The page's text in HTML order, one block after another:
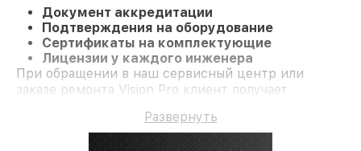
Документ аккредитации
Подтверждения на оборудование
Сертификаты на комплектующие
Лицензии у каждого инженера
При обращении в наш сервисный центр или
заказе ремонта Vision Pro клиент получает
на ремонт и детали.Развернуть